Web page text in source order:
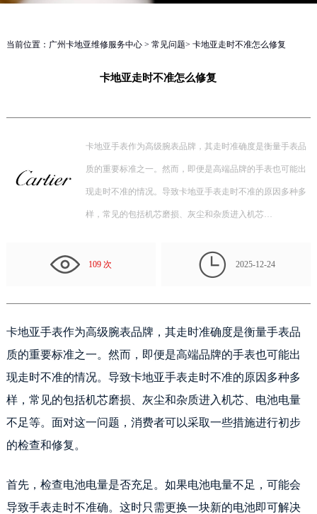
当前位置： 广州卡地亚维修服务中心> 常见问题> 卡地亚走时不准怎么修复
卡地亚走时不准怎么修复
卡地亚手表作为高级腕表品牌，其走时准确度是衡量手表品
质的重要标准之一。然而，即便是高端品牌的手表也可能出
现走时不准的情况。导致卡地亚手表走时不准的原因多种多
样，常见的包括机芯磨损、灰尘和杂质进入机芯…
109 次  2025-12-24
卡地亚手表作为高级腕表品牌，其走时准确度是衡量手表品
质的重要标准之一。然而，即便是高端品牌的手表也可能出
现走时不准的情况。导致卡地亚手表走时不准的原因多种多
样，常见的包括机芯磨损、灰尘和杂质进入机芯、电池电量
不足等。面对这一问题，消费者可以采取一些措施进行初步
的检查和修复。
首先，检查电池电量是否充足。如果电池电量不足，可能会
导致手表走时不准确。这时只需更换一块新的电池即可解决